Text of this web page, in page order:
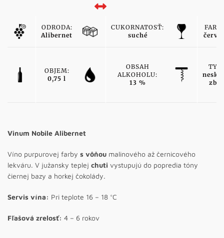
ODRODA:
Alibernet
CUKORNATOSŤ:
suché
OBJEM:
0,75 l
OBSAH
ALKOHOLU:
13 %
TYP:
zber
Vinum Nobile Alibernet
Víno purpurovej farby s vôňou malinového až černicového
lekváru. V južansky teplej chuti vystupujú do popredia tóny
čiernej bazy a horkej čokolády.
Servis vína: Pri teplote 16 – 18 °C
Fľašová zrelosť: 4 – 6 rokov